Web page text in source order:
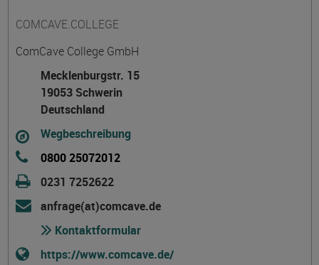
COMCAVE.COLLEGE
ComCave College GmbH
Mecklenburgstr. 15
19053 Schwerin
Deutschland
Wegbeschreibung
0800 25072012
0231 7252622
anfrage(at)comcave.de
Kontaktformular
https://www.comcave.de/